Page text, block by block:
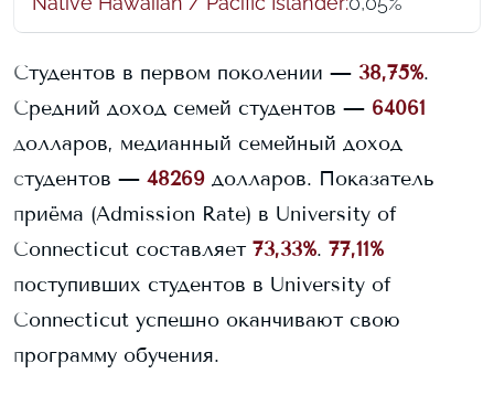
Студентов в первом поколении — 38,75%.
Средний доход семей студентов — 64061
долларов, медианный семейный доход
студентов — 48269 долларов. Показатель
приёма (Admission Rate) в University of
Connecticut составляет 73,33%. 77,11%
поступивших студентов в University of
Connecticut успешно оканчивают свою
программу обучения.